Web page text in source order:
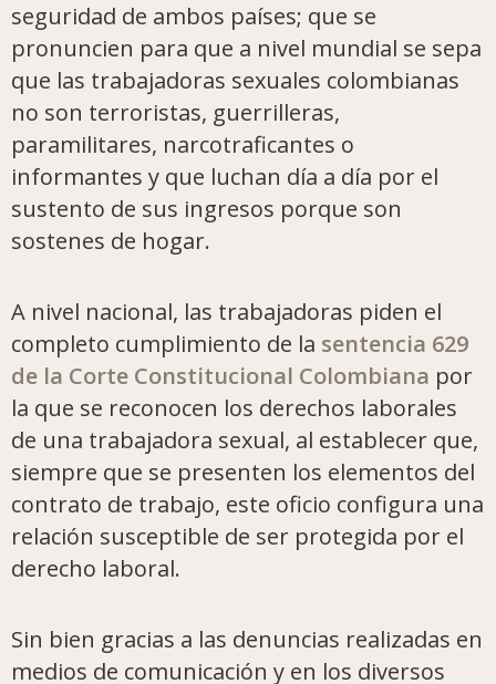
seguridad de ambos países; que se
pronuncien para que a nivel mundial se sepa
que las trabajadoras sexuales colombianas
no son terroristas, guerrilleras,
paramilitares, narcotraficantes o
informantes y que luchan día a día por el
sustento de sus ingresos porque son
sostenes de hogar.
A nivel nacional, las trabajadoras piden el
completo cumplimiento de la sentencia 629
de la Corte Constitucional Colombiana por
la que se reconocen los derechos laborales
de una trabajadora sexual, al establecer que,
siempre que se presenten los elementos del
contrato de trabajo, este oficio configura una
relación susceptible de ser protegida por el
derecho laboral.
Sin bien gracias a las denuncias realizadas en
medios de comunicación y en los diversos